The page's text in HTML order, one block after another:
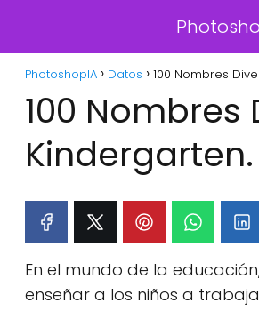
PhotoshopIA Datos 100 Nombres
100
Kindergarten.
En el mundo de la
enseñar a los niños a